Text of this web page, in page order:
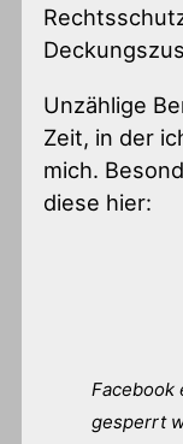
Unzählige
Zeit, in der
mich.
diese hier:
Facebook
gesperrt